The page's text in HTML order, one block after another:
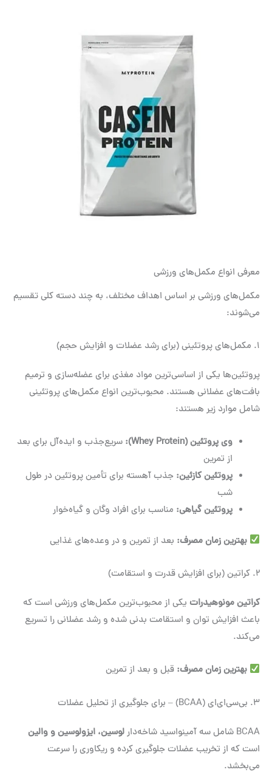
معرفی انواع مکمل‌های ورزشی
مکمل‌های ورزشی بر اساس اهداف مختلف، به چند دسته کلی تقسیم
می‌شوند:
1. مکمل‌های پروتئینی (برای رشد عضلات و افزایش حجم)
پروتئین‌ها یکی از اساسی‌ترین مواد مغذی برای عضله‌سازی و ترمیم
بافت‌های عضلانی هستند. محبوب‌ترین انواع مکمل‌های پروتئینی
شامل موارد زیر هستند:
وی پروتئین(Whey Protein):
سریع‌جذب و ایده‌آل برای بعد
از تمرین
پروتئین کازئین: جذب آهسته برای تأمین پروتئین در طول
شب
پروتئین گیاهی: مناسب برای افراد وگان و گیاه‌خوار
بهترین زمان مصرف: بعد از تمرین و در وعده‌های غذایی
2. کراتین (برای افزایش قدرت و استقامت)
کراتین مونوهیدرات یکی از محبوب‌ترین مکمل‌های ورزشی است که
باعث افزایش توان و استقامت بدنی شده و رشد عضلانی را تسریع
می‌کند.
بهترین زمان مصرف: قبل و بعد از تمرین
3. بی‌سی‌ای‌ای (BCAA) – برای جلوگیری از تحلیل عضلات
BCAA شامل سه آمینواسید شاخه‌دار
لوسین، ایزولوسین و والین
است که از تخریب عضلات جلوگیری کرده و ریکاوری را سرعت
می‌بخشد.